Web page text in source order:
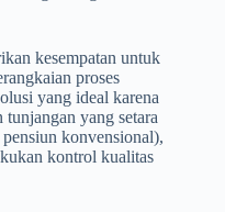
kesempatan untuk
proses
yang ideal karena
yang setara
konvensional),
kontrol kualitas